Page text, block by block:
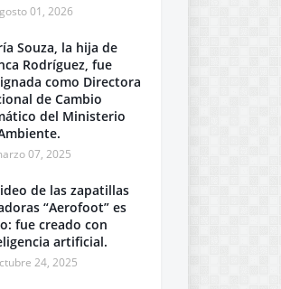
01, 2026
Souza, la hija de
Rodríguez, fue
como Directora
de Cambio
del Ministerio
07, 2025
de las zapatillas
“Aerofoot” es
fue creado con
artificial.
24, 2025